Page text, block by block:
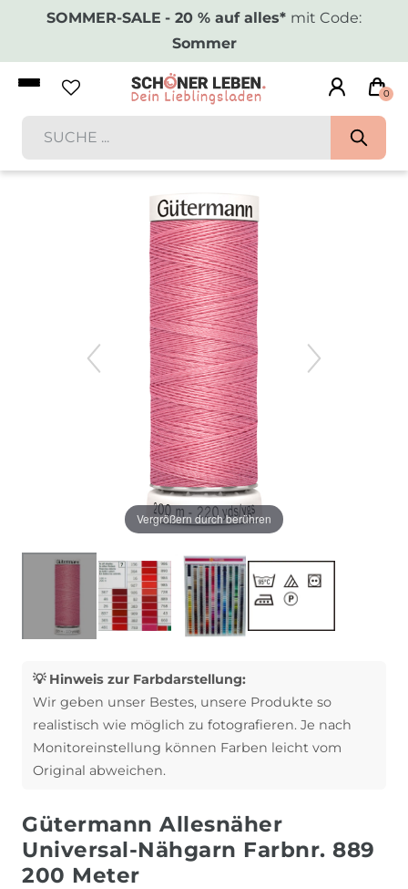
SOMMER-SALE - 20 % auf alles* mit Code:
Sommer
0
Vergrößern durch berühren
💡 Hinweis zur Farbdarstellung:
Wir geben unser Bestes, unsere Produkte so
realistisch wie möglich zu fotografieren. Je nach
Monitoreinstellung können Farben leicht vom
Original abweichen.
Gütermann Allesnäher
Universal-Nähgarn Farbnr. 889
200 Meter